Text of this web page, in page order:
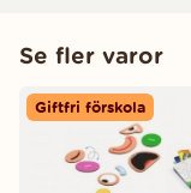
Se fler varor
Giftfri förskola